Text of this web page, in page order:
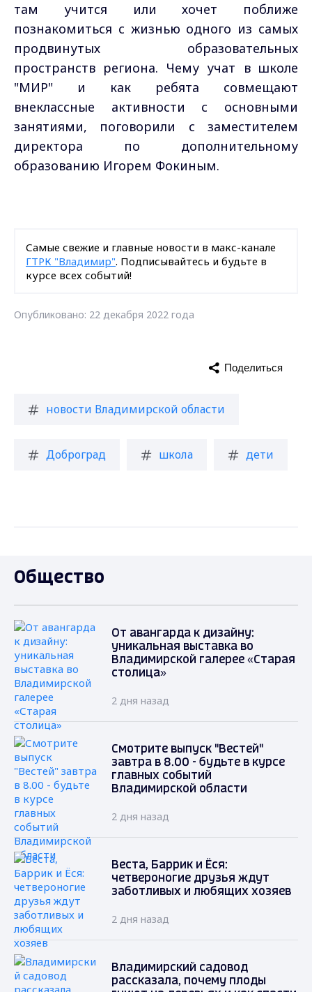
там учится или хочет поближе
познакомиться с жизнью одного из самых
продвинутых образовательных
пространств региона. Чему учат в школе
"МИР" и как ребята совмещают
внеклассные активности с основными
занятиями, поговорили с заместителем
директора по дополнительному
образованию Игорем Фокиным.
Самые свежие и главные новости в макс-канале
ГТРК "Владимир". Подписывайтесь и будьте в
курсе всех событий!
Опубликовано: 22 декабря 2022 года
новости Владимирской области
Доброград школа дети
Поделиться
Общество
От авангарда к дизайну:
уникальная выставка во
Владимирской галерее «Старая
столица»
2 дня назад
Смотрите выпуск "Вестей"
завтра в 8.00 - будьте в курсе
главных событий
Владимирской области
2 дня назад
Веста, Баррик и Ёся:
четвероногие друзья ждут
заботливых и любящих хозяев
2 дня назад
Владимирский садовод
рассказала, почему плоды